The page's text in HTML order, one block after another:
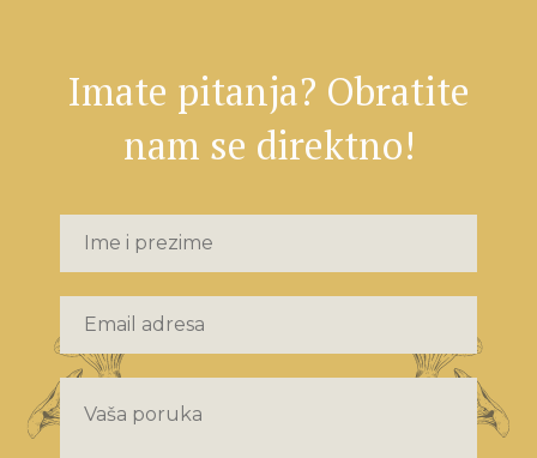
Imate pitanja? Obratite
nam se direktno!